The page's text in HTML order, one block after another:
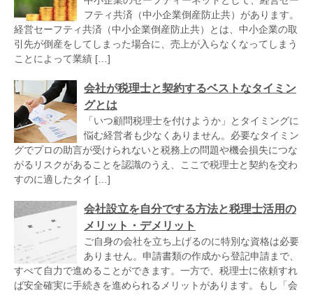
フティ共済（中小企業倒産防止共）があります。
経営セーフティ共済（中小企業倒産防止共）とは、中小企業の取
引先が倒産をしてしまった場合に、売上が入らなくなってしまう
ことによって業績 […]
会社が税理士と契約するベストなタイミン
グとは
「いつ顧問税理士を付けようか」とタイミングに
悩む経営者も少なくありません。必要なタイミン
グでプロの助言が受けられないと税務上の問題や機会損失につな
がるリスクがあることを認識のうえ、ここで税理士と契約を交わ
すのに適したタイ […]
会社設立を自分でする方法と税理士活用の
メリット・デメリット
ご自身の会社を立ち上げるのに特別な資格は必要
ありません。申請書類の作成から登記申請まで、
すべて自力で進めることができます。一方で、税理士に依頼すれ
ば安全確実に手続きを進められるメリットがあります。もし「会